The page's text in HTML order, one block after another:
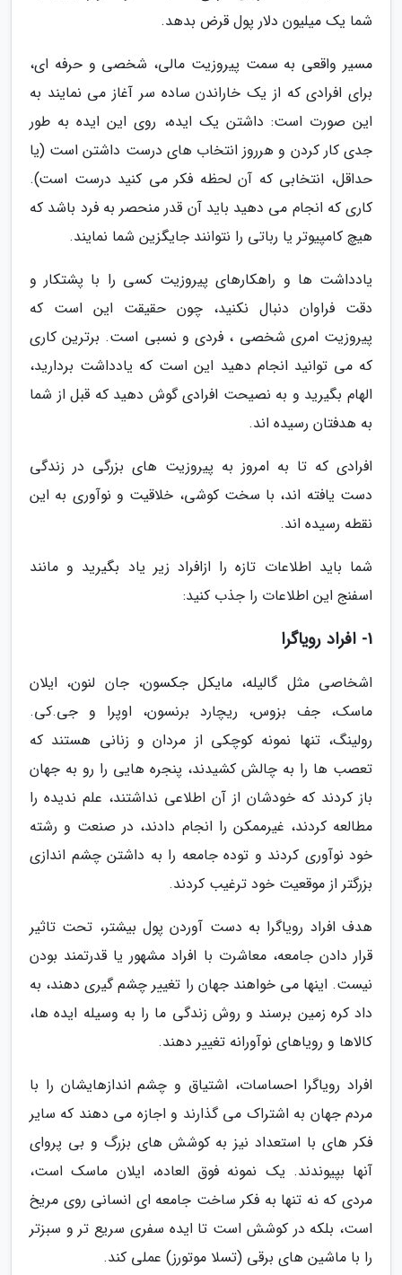
شما یک میلیون دلار پول قرض بدهد.
مسیر واقعی به سمت پیروزیت مالی، شخصی و حرفه ای،
برای افرادی که از یک خاراندن ساده سر آغاز می نمایند به
این صورت است: داشتن یک ایده، روی این ایده به طور
جدی کار کردن و هرروز انتخاب های درست داشتن است (یا
حداقل، انتخابی که آن لحظه فکر می کنید درست است).
کاری که انجام می دهید باید آن قدر منحصر به فرد باشد که
هیچ کامپیوتر یا رباتی را نتوانند جایگزین شما نمایند.
یادداشت ها و راهکارهای پیروزیت کسی را با پشتکار و
دقت فراوان دنبال نکنید، چون حقیقت این است که
پیروزیت امری شخصی ، فردی و نسبی است. برترین کاری
که می توانید انجام دهید این است که یادداشت بردارید،
الهام بگیرید و به نصیحت افرادی گوش دهید که قبل از شما
به هدفتان رسیده اند.
افرادی که تا به امروز به پیروزیت های بزرگی در زندگی
دست یافته اند، با سخت کوشی، خلاقیت و نوآوری به این
نقطه رسیده اند.
شما باید اطلاعات تازه را ازافراد زیر یاد بگیرید و مانند
اسفنج این اطلاعات را جذب کنید:
1- افراد رویاگرا
اشخاصی مثل گالیله، مایکل جکسون، جان لنون، ایلان
ماسک، جف بزوس، ریچارد برنسون، اوپرا و جی.کی.
رولینگ، تنها نمونه کوچکی از مردان و زنانی هستند که
تعصب ها را به چالش کشیدند، پنجره هایی را رو به جهان
باز کردند که خودشان از آن اطلاعی نداشتند، علم ندیده را
مطالعه کردند، غیرممکن را انجام دادند، در صنعت و رشته
خود نوآوری کردند و توده جامعه را به داشتن چشم اندازی
بزرگتر از موقعیت خود ترغیب کردند.
هدف افراد رویاگرا به دست آوردن پول بیشتر، تحت تاثیر
قرار دادن جامعه، معاشرت با افراد مشهور یا قدرتمند بودن
نیست. اینها می خواهند جهان را تغییر چشم گیری دهند، به
داد کره زمین برسند و روش زندگی ما را به وسیله ایده ها،
کالاها و رویاهای نوآورانه تغییر دهند.
افراد رویاگرا احساسات، اشتیاق و چشم اندازهایشان را با
مردم جهان به اشتراک می گذارند و اجازه می دهند که سایر
فکر های با استعداد نیز به کوشش های بزرگ و بی پروای
آنها بپیوندند. یک نمونه فوق العاده، ایلان ماسک است،
مردی که نه تنها به فکر ساخت جامعه ای انسانی روی مریخ
است، بلکه در کوشش است تا ایده سفری سریع تر و سبزتر
را با ماشین های برقی (تسلا موتورز) عملی کند.